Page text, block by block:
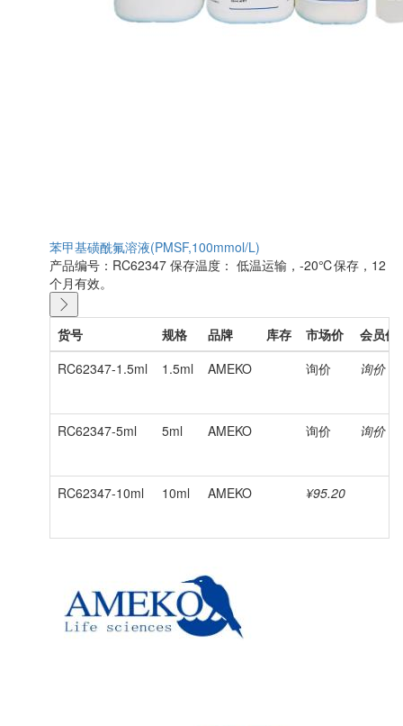
苯甲基磺酰氟溶液(PMSF,100mmol/L)
产品编号：RC62347 保存温度： 低温运输，-20℃保存，12
个月有效。
货号 规格 品牌 库存 市场价
会员价
RC62347-1.5ml
1.5ml AMEKO 询价 询价
RC62347-5ml 5ml AMEKO 询价 询价
RC62347-10ml 10ml AMEKO ¥95.20